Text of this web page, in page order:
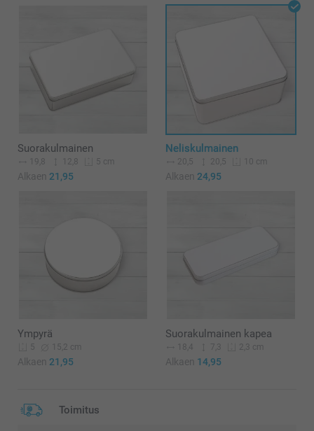
Suorakulmainen
19,8 12,8 5 cm
Alkaen 21,95
Neliskulmainen
20,5 20,5 10 cm
Alkaen 24,95
Ympyrä
5 15,2 cm
Alkaen 21,95
Suorakulmainen kapea
18,4 7,3 2,3 cm
Alkaen 14,95
Toimitus